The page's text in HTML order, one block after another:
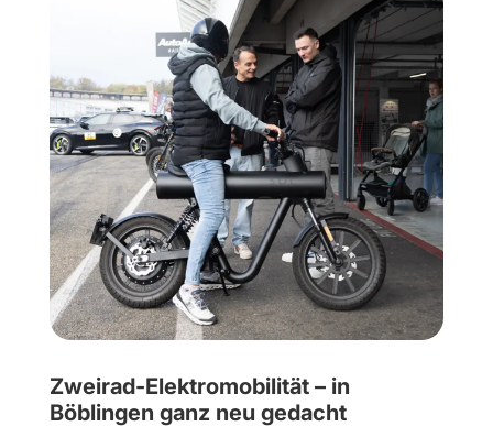
Zweirad-Elektromobilität – in
Böblingen ganz neu gedacht